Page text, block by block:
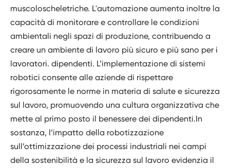
muscoloscheletriche. L'automazione aumenta inoltre la
capacità di monitorare e controllare le condizioni
ambientali negli spazi di produzione, contribuendo a
creare un ambiente di lavoro più sicuro e più sano per i
lavoratori. dipendenti. L’implementazione di sistemi
robotici consente alle aziende di rispettare
rigorosamente le norme in materia di salute e sicurezza
sul lavoro, promuovendo una cultura organizzativa che
mette al primo posto il benessere dei dipendenti.In
sostanza, l’impatto della robotizzazione
sull’ottimizzazione dei processi industriali nei campi
della sostenibilità e la sicurezza sul lavoro evidenzia il